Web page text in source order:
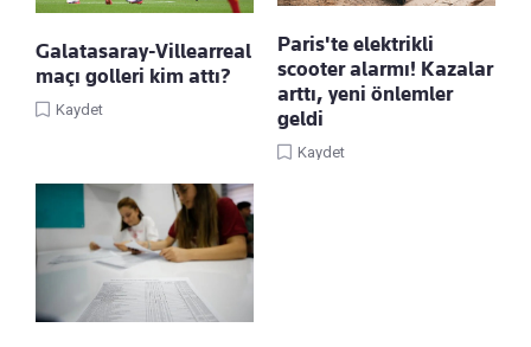
Galatasaray-Villearreal
maçı golleri kim attı?
Kaydet
Paris'te elektrikli
scooter alarmı! Kazalar
arttı, yeni önlemler
geldi
Kaydet